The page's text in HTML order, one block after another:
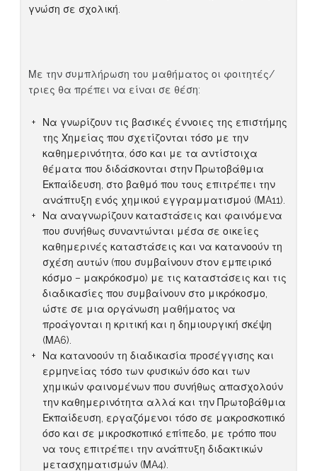
γνώση σε σχολική.
Με την συμπλήρωση του μαθήματος οι φοιτητές/
τριες θα πρέπει να είναι σε θέση:
Να γνωρίζουν τις βασικές έννοιες της επιστήμης
της Χημείας που σχετίζονται τόσο με την
καθημερινότητα, όσο και με τα αντίστοιχα
θέματα που διδάσκονται στην Πρωτοβάθμια
Εκπαίδευση, στο βαθμό που τους επιτρέπει την
ανάπτυξη ενός χημικού εγγραμματισμού (ΜA11).
Να αναγνωρίζουν καταστάσεις και φαινόμενα
που συνήθως συναντώνται μέσα σε οικείες
καθημερινές καταστάσεις και να κατανοούν τη
σχέση αυτών (που συμβαίνουν στον εμπειρικό
κόσμο – μακρόκοσμο) με τις καταστάσεις και τις
διαδικασίες που συμβαίνουν στο μικρόκοσμο,
ώστε σε μια οργάνωση μαθήματος να
προάγονται η κριτική και η δημιουργική σκέψη
(ΜA6).
Να κατανοούν τη διαδικασία προσέγγισης και
ερμηνείας τόσο των φυσικών όσο και των
χημικών φαινομένων που συνήθως απασχολούν
την καθημερινότητα αλλά και την Πρωτοβάθμια
Εκπαίδευση, εργαζόμενοι τόσο σε μακροσκοπικό
όσο και σε μικροσκοπικό επίπεδο, με τρόπο που
να τους επιτρέπει την ανάπτυξη διδακτικών
μετασχηματισμών (ΜA4).